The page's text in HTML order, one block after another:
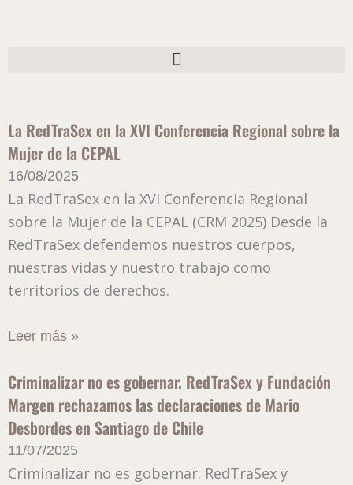
La RedTraSex en la XVI Conferencia Regional sobre la
Mujer de la CEPAL
16/08/2025
La RedTraSex en la XVI Conferencia Regional
sobre la Mujer de la CEPAL (CRM 2025) Desde la
RedTraSex defendemos nuestros cuerpos,
nuestras vidas y nuestro trabajo como
territorios de derechos.
Leer más »
Criminalizar no es gobernar. RedTraSex y Fundación
Margen rechazamos las declaraciones de Mario
Desbordes en Santiago de Chile
11/07/2025
Criminalizar no es gobernar. RedTraSex y